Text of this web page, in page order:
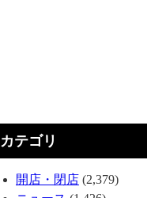
カテゴリ
開店・閉店 (2,379)